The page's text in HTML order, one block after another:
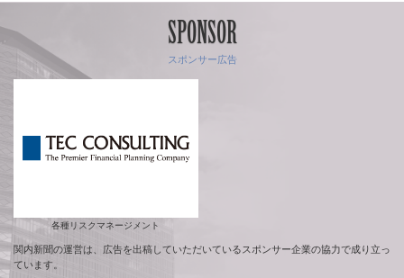
SPONSOR
スポンサー広告
各種リスクマネージメント
関内新聞の運営は、広告を出稿していただいているスポンサー企業の協力で成り立っ
ています。